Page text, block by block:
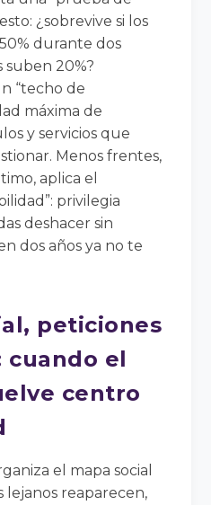
¿sobrevive si los
durante dos
suben 20%?
“techo de
máxima de
y servicios que
Menos frentes,
aplica el
privilegia
deshacer sin
dos años ya no te
peticiones
el
centro
el mapa social
lejanos reaparecen,